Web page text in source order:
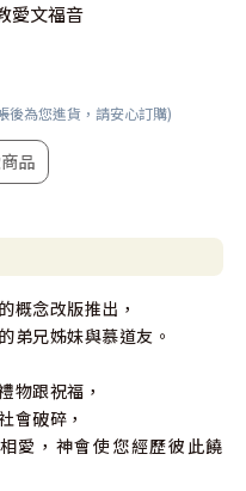
愛文福音
後為您進貨，請安心訂購)
品
概念改版推出，
弟兄姊妹與慕道友。
物跟祝福，
會破碎，
愛，神會使您經歷彼此饒